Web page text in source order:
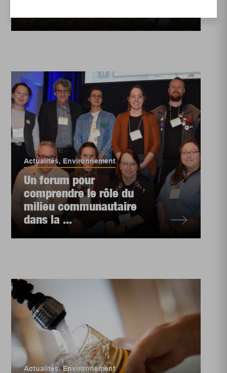
Actualités, Environnement
Un forum pour
comprendre le rôle du
milieu communautaire
dans la ...
Actualités,Environnement